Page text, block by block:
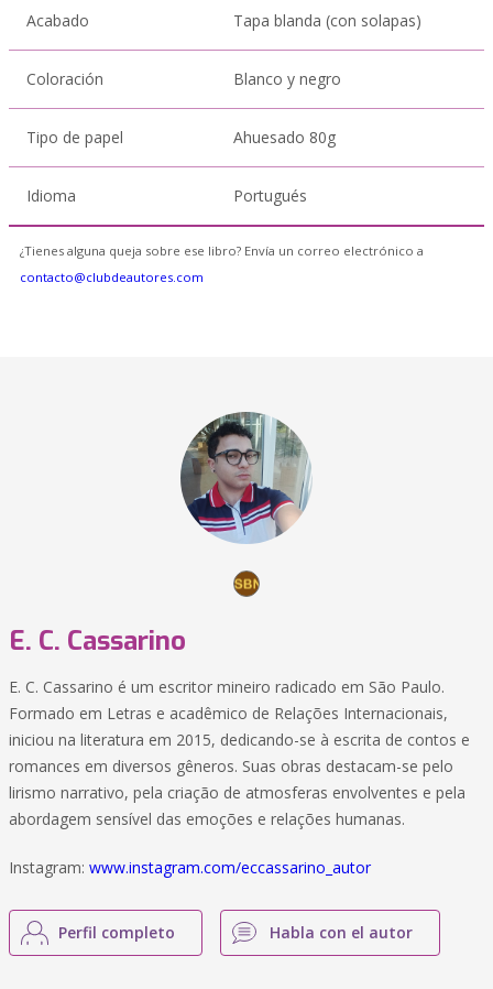
Acabado Tapa blanda (con solapas)
Coloración Blanco y negro
Tipo de papel Ahuesado 80g
Idioma Portugués
¿Tienes alguna queja sobre ese libro? Envía un correo electrónico a
contacto@clubdeautores.com
E. C. Cassarino
E. C. Cassarino é um escritor mineiro radicado em São Paulo.
Formado em Letras e acadêmico de Relações Internacionais,
iniciou na literatura em 2015, dedicando-se à escrita de contos e
romances em diversos gêneros. Suas obras destacam-se pelo
lirismo narrativo, pela criação de atmosferas envolventes e pela
abordagem sensível das emoções e relações humanas.
Instagram: www.instagram.com/eccassarino_autor
Perfil completo Habla con el autor